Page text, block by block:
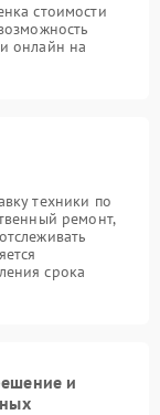
стоимости
онлайн на
техники по
ремонт,
срока
и